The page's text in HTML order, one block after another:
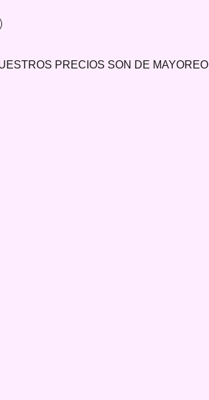
PRECIOS SON DE MAYOREO